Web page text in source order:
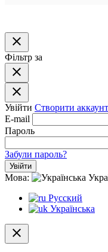
close
Фільтр за
close
close
Увійти Створити аккаунт
E-mail
Пароль
Забули пароль?
Увійти
Мова:
Русский
Українська
close